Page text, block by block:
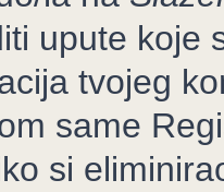
upute koje
tvojeg
same
si